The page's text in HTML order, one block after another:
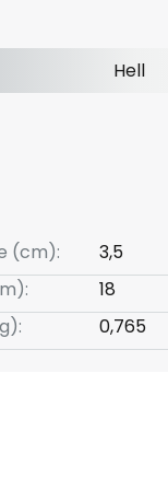
Hell
(cm):
3,5
18
0,765